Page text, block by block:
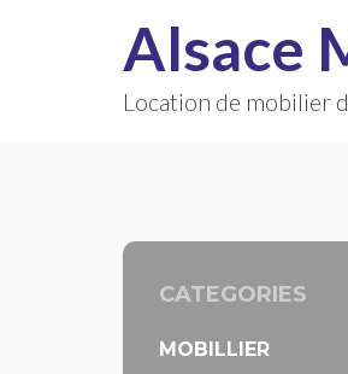
Alsace
Location de mobilier
CATEGORIES
MOBILLIER